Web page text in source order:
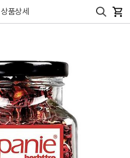
상품상세